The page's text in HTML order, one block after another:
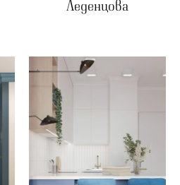
Леденцова